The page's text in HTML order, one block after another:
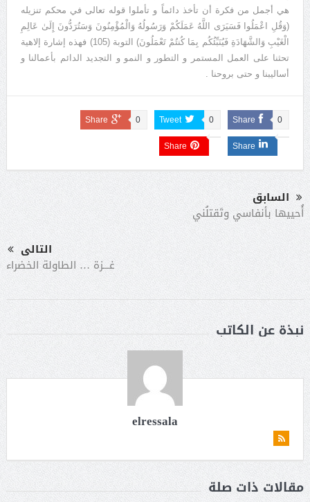
هي أجمل من فكرة أن تأخذ دائماً و تأملوا قوله تعالى في محكم تنزيله
(وَقُلِ اعْمَلُوا فَسَيَرَى اللَّهُ عَمَلَكُمْ وَرَسُولُهُ وَالْمُؤْمِنُونَ وَسَتُرَدُّونَ إِلَىٰ عَالِمِ
الْغَيْبِ وَالشَّهَادَةِ فَيُنَبِّئُكُم بِمَا كُنتُمْ تَعْمَلُونَ) التوبة (105) فهذه إشارة إلاهية
تحثنا على العمل المستمر و التطور و النمو و التجديد الدائم بأعمالنا و
أساليبنا و حتى بروحنا .
Share 0
Tweet 0
Share 0
Share
Share
السابق
أُحييها بأنفاسي وتَقتلُني
التالى
غـــزة … الطاولة الخضراء
نبذة عن الكاتب
elressala
مقالات ذات صلة